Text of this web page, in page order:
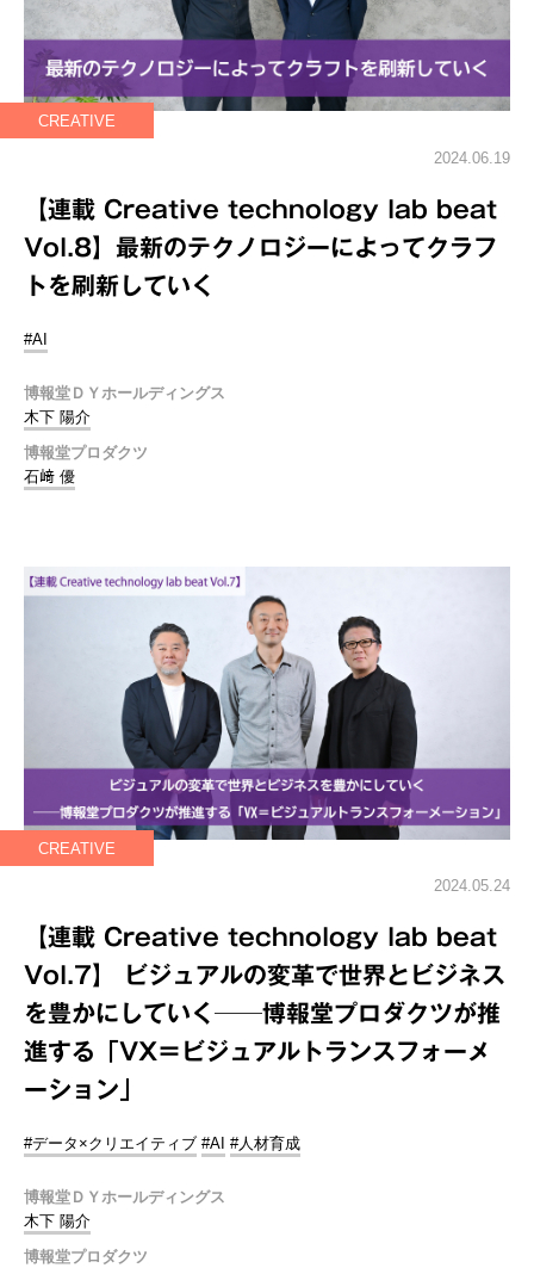
CREATIVE
2024.06.19
【連載 Creative technology lab beat
Vol.8】最新のテクノロジーによってクラフ
トを刷新していく
#AI
博報堂ＤＹホールディングス
木下 陽介
博報堂プロダクツ
石﨑 優
CREATIVE
2024.05.24
【連載 Creative technology lab beat
Vol.7】 ビジュアルの変革で世界とビジネス
を豊かにしていく──博報堂プロダクツが推
進する「VX＝ビジュアルトランスフォーメ
ーション」
#データ×クリエイティブ #AI #人材育成
博報堂ＤＹホールディングス
木下 陽介
博報堂プロダクツ